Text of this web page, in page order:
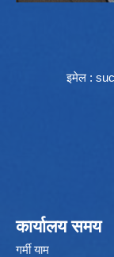
इमेल :
कार्यालय समय
गर्मी याम